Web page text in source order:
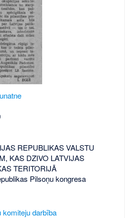
REPUBLIKAS VALSTU
KAS DZIVO LATVIJAS
TERITORIJĀ
Pilsoņu kongresa
komiteju darbība